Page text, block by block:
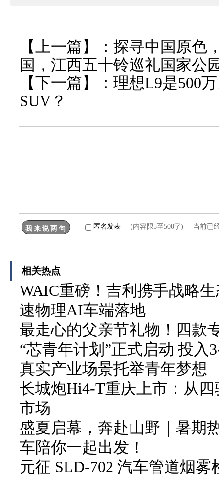
【上一篇】： 探寻中国原色
国，江西五十铃巡礼国家公
【下一篇】： 理想L9是500
SUV？
匿名发表 (内容限5至500字) 当前已
相关热点
WAIC重磅！吉利携手战略
速物理AI车端落地
最走心的父亲节礼物！四款
“芯青年计划”正式启动 投入
真实产业场景托举青年梦想
长城炮Hi4-T重庆上市：从
市场
盛夏启幕，奔赴山野｜暑期
车陪你一起出发！
元征 SLD-702 汽车管道烟